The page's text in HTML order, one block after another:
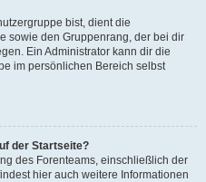
bist, dient die
sowie den Gruppenrang, der bei dir
Ein Administrator kann dir die
im persönlichen Bereich selbst
der Startseite?
des Forenteams, einschließlich der
hier auch weitere Informationen